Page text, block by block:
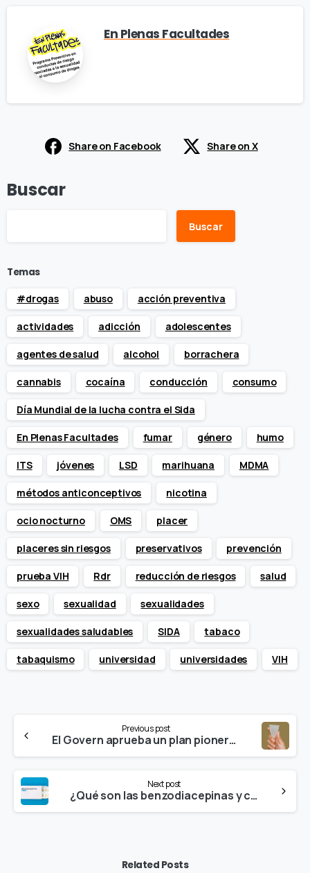
En Plenas Facultades
Share on Facebook Share on X
Buscar
Buscar
Temas
#drogas
abuso acción preventiva
actividades adicción adolescentes
agentes de salud alcohol borrachera
cannabis cocaína conducción consumo
Día Mundial de la lucha contra el Sida
En Plenas Facultades fumar género humo
ITS jóvenes LSD marihuana MDMA
métodos anticonceptivos nicotina
ocio nocturno OMS placer
placeres sin riesgos preservativos prevención
prueba VIH Rdr reducción de riesgos salud
sexo sexualidad sexualidades
sexualidades saludables SIDA tabaco
tabaquismo universidad universidades VIH
Reading
Previous post
El Govern aprueba un plan pionero de equidad menstrual y climaterio que prevé el acceso gratuito a productos menstruales reutilizables para todas las mujeres
Next post
¿Qué son las benzodiacepinas y cuáles son sus riesgos?
Related Posts